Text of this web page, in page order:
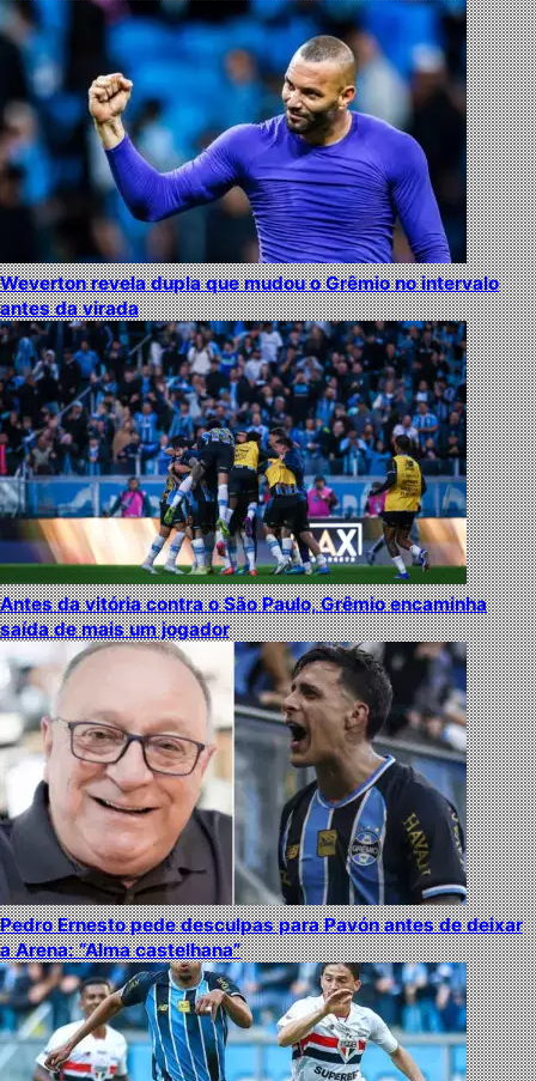
Weverton revela dupla que mudou o Grêmio no intervalo
antes da virada
Antes da vitória contra o São Paulo, Grêmio encaminha
saída de mais um jogador
Pedro Ernesto pede desculpas para Pavón antes de deixar
a Arena: “Alma castelhana”